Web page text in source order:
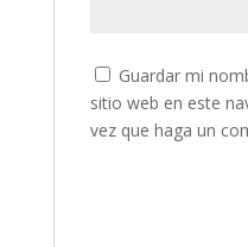
Guardar mi
sitio web en este
vez que haga un